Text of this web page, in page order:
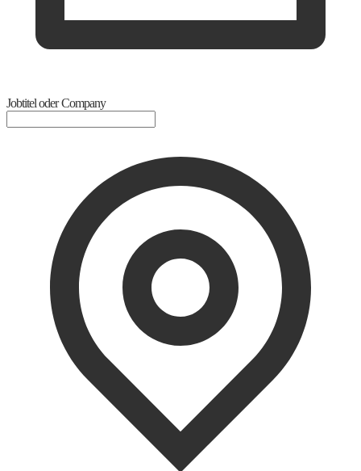
Jobtitel oder Company